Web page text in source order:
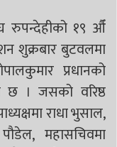
रुपन्देहीको १९ औँ
शुक्रबार बुटवलमा
प्रधानको
छ । जसको वरिष्ठ
राधा भुसाल,
पौडेल, महासचिवमा